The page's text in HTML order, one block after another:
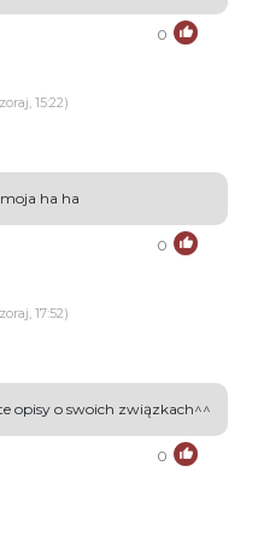
0
15:22)
ha ha
0
17:52)
opisy o swoich związkach^^
0